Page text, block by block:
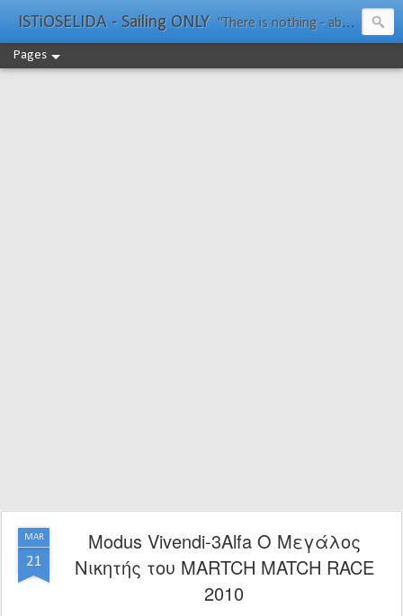
ISTiOSELIDA - Sailing ONLY "There is nothing - absolutely nothing - half so much worth doing as simply messing about in boats." Water Rat, Kenneth Grahame
Pages
MAR
21
Modus Vivendi-3Alfa Ο Μεγάλος
Νικητής του MARTCH MATCH RACE
2010